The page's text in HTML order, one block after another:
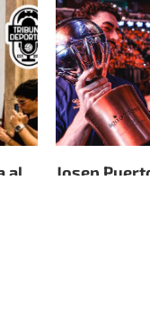
al
Josep